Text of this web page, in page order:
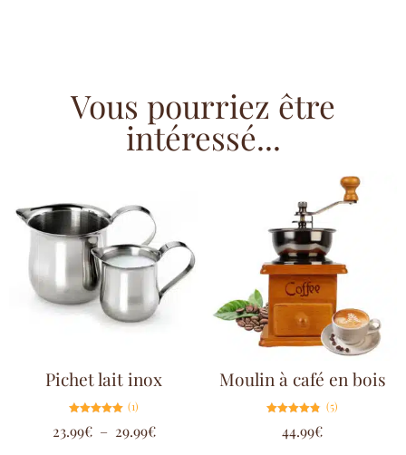
Vous pourriez être
intéressé...
Pichet lait inox
5.00
sur 5
(1)
23.99€ – 29.99€
Moulin à café en bois
4.80
sur 5
(5)
44.99€